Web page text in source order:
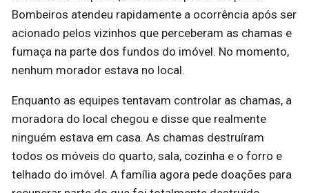
Bombeiros atendeu rapidamente a ocorrência após ser
acionado pelos vizinhos que perceberam as chamas e
fumaça na parte dos fundos do imóvel. No momento,
nenhum morador estava no local.
Enquanto as equipes tentavam controlar as chamas, a
moradora do local chegou e disse que realmente
ninguém estava em casa. As chamas destruíram
todos os móveis do quarto, sala, cozinha e o forro e
telhado do imóvel. A família agora pede doações para